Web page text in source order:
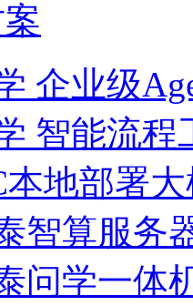
企业级
智能流程
本地部署
智算服务
问学一体